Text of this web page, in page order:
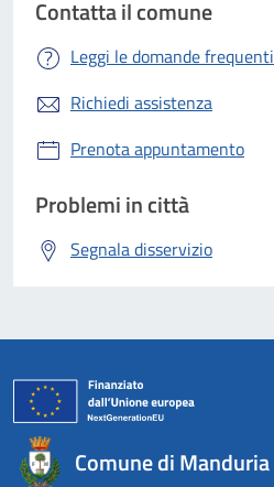
Contatta il comune
Leggi le domande frequenti
Richiedi assistenza
Prenota appuntamento
Problemi in città
Segnala disservizio
Comune di Manduria